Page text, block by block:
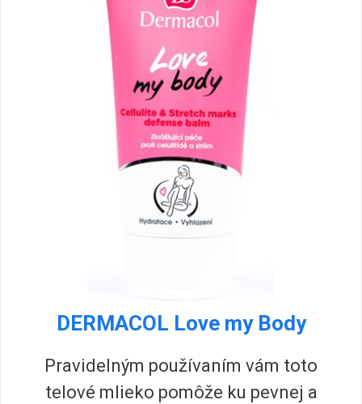
DERMACOL Love my Body
Pravidelným používaním vám toto
telové mlieko pomôže ku pevnej a